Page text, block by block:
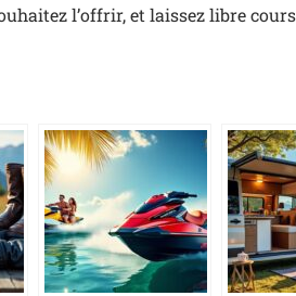
l’offrir, et laissez libre